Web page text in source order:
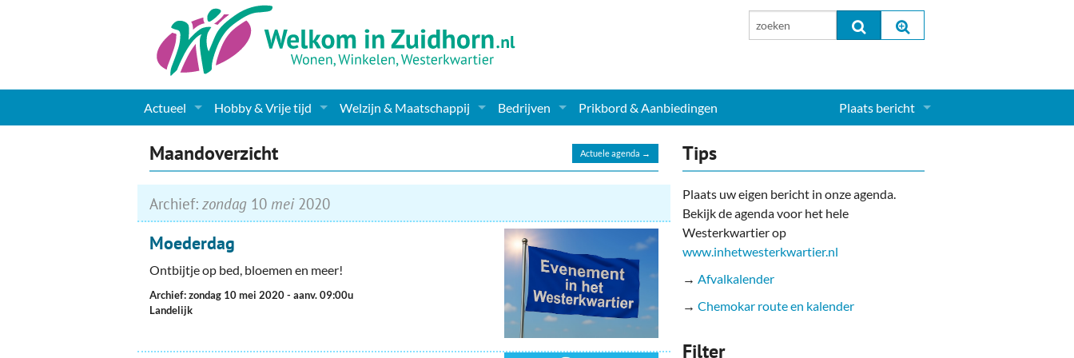
Actueel
Nieuws
Gemeente informatie
Dorpen
Woningaanbod
Columns & Redactioneel
Foto-pagina
Hobby & Vrije tijd
Kunst
Muziek
Toerisme & Musea
Welzijn & Maatschappij
Levensbeschouwelijk
Bedrijven
Supermarkt & Levensmiddelen
Dieren & Tuin
Horeca & Uitgaan
Vervoer, Auto's & Fietsen
Prikbord & Aanbiedingen Plaats bericht
Actuele agenda →
Maandoverzicht
Archief: zondag 10 mei2020
Moederdag
Ontbijtje op bed, bloemen en meer!
Archief: zondag 10 mei 2020- aanv. 09:00u
Landelijk
Tips
Plaats uw eigen bericht in onze agenda.
Bekijk de agenda voor het hele
Westerkwartier op
www.inhetwesterkwartier.nl
→ Afvalkalender
→ Chemokar route en kalender
Filter